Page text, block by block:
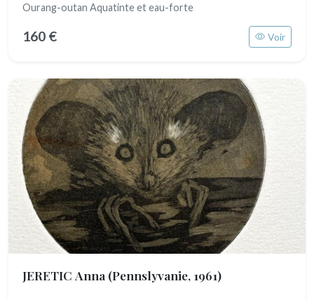
Ourang-outan Aquatinte et eau-forte
160 € Voir
JERETIC Anna (Pennslyvanie, 1961)